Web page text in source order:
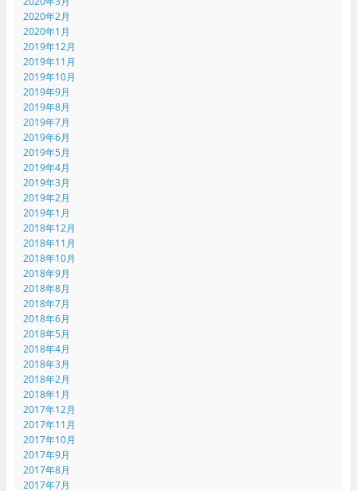
2020年2月
2020年1月
2019年12月
2019年11月
2019年10月
2019年9月
2019年8月
2019年7月
2019年6月
2019年5月
2019年4月
2019年3月
2019年2月
2019年1月
2018年12月
2018年11月
2018年10月
2018年9月
2018年8月
2018年7月
2018年6月
2018年5月
2018年4月
2018年3月
2018年2月
2018年1月
2017年12月
2017年11月
2017年10月
2017年9月
2017年8月
2017年7月